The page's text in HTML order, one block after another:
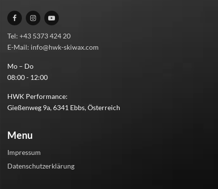
Tel: +43 5373 424 20
E-Mail: info@hwk-skiwax.com
Mo – Do
08:00 - 12:00
HWK Performance:
Gießenweg 9a, 6341 Ebbs, Österreich
Menu
Impressum
Datenschutzerklärung